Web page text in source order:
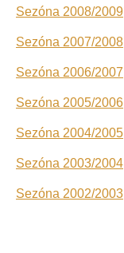
Sezóna 2008/2009
Sezóna 2007/2008
Sezóna 2006/2007
Sezóna 2005/2006
Sezóna 2004/2005
Sezóna 2003/2004
Sezóna 2002/2003